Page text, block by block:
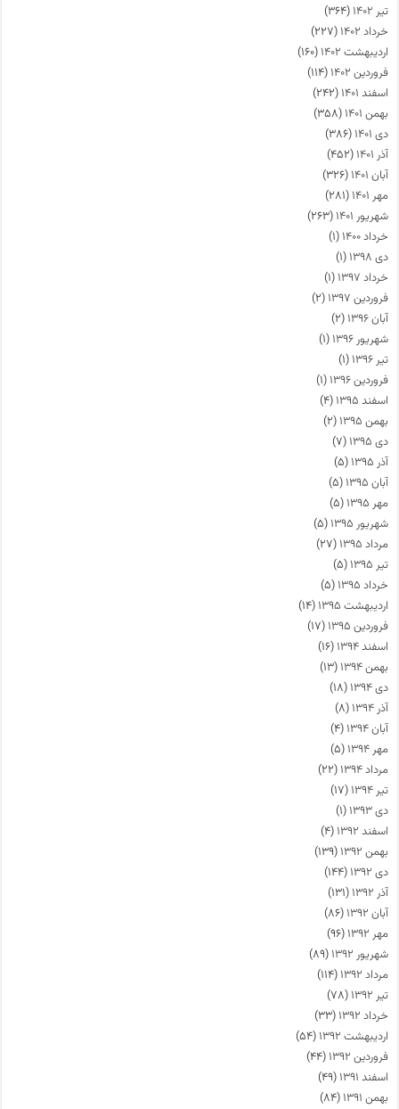
تیر ۱۴۰۲
(۳۶۴)
خرداد ۱۴۰۲
(۲۲۷)
اردیبهشت ۱۴۰۲
(۱۶۰)
فروردین ۱۴۰۲
(۱۱۴)
اسفند ۱۴۰۱
(۲۴۲)
بهمن ۱۴۰۱
(۳۵۸)
دی ۱۴۰۱
(۳۸۶)
آذر ۱۴۰۱
(۴۵۲)
آبان ۱۴۰۱
(۳۲۶)
مهر ۱۴۰۱
(۲۸۱)
شهریور ۱۴۰۱
(۲۶۳)
خرداد ۱۴۰۰
(۱)
دی ۱۳۹۸
(۱)
خرداد ۱۳۹۷
(۱)
فروردین ۱۳۹۷
(۲)
آبان ۱۳۹۶
(۲)
شهریور ۱۳۹۶
(۱)
تیر ۱۳۹۶
(۱)
فروردین ۱۳۹۶
(۱)
اسفند ۱۳۹۵
(۴)
بهمن ۱۳۹۵
(۲)
دی ۱۳۹۵
(۷)
آذر ۱۳۹۵
(۵)
آبان ۱۳۹۵
(۵)
مهر ۱۳۹۵
(۵)
شهریور ۱۳۹۵
(۵)
مرداد ۱۳۹۵
(۲۷)
تیر ۱۳۹۵
(۵)
خرداد ۱۳۹۵
(۵)
اردیبهشت ۱۳۹۵
(۱۴)
فروردین ۱۳۹۵
(۱۷)
اسفند ۱۳۹۴
(۱۶)
بهمن ۱۳۹۴
(۱۳)
دی ۱۳۹۴
(۱۸)
آذر ۱۳۹۴
(۸)
آبان ۱۳۹۴
(۴)
مهر ۱۳۹۴
(۵)
مرداد ۱۳۹۴
(۲۲)
تیر ۱۳۹۴
(۱۷)
دی ۱۳۹۳
(۱)
اسفند ۱۳۹۲
(۴)
بهمن ۱۳۹۲
(۱۳۹)
دی ۱۳۹۲
(۱۴۴)
آذر ۱۳۹۲
(۱۳۱)
آبان ۱۳۹۲
(۸۶)
مهر ۱۳۹۲
(۹۶)
شهریور ۱۳۹۲
(۸۹)
مرداد ۱۳۹۲
(۱۱۴)
تیر ۱۳۹۲
(۷۸)
خرداد ۱۳۹۲
(۳۳)
اردیبهشت ۱۳۹۲
(۵۴)
فروردین ۱۳۹۲
(۴۴)
اسفند ۱۳۹۱
(۴۹)
بهمن ۱۳۹۱
(۸۴)